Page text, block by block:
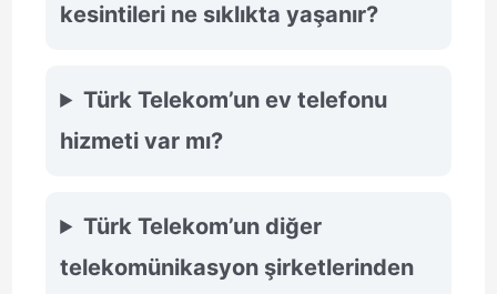
kesintileri ne sıklıkta yaşanır?
Türk Telekom’un ev telefonu
hizmeti var mı?
Türk Telekom’un diğer
telekomünikasyon şirketlerinden